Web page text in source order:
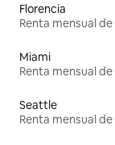
Florencia
Miami
Seattle